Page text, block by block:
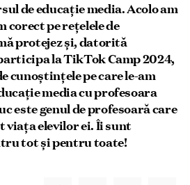
de educație media. Acolo am
corect pe rețelele de
protejez și, datorită
la TikTok Camp 2024,
cunoștințele pe care le-am
media cu profesoara
este genul de profesoară care
viața elevilor ei. Îi sunt
tot și pentru toate!